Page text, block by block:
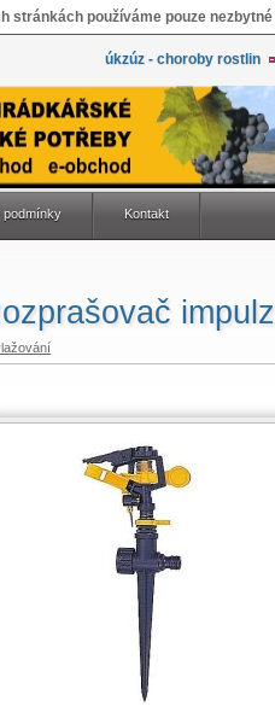
stránkách používáme pouze
úkzúz - choroby rostlin
podmínky Kontakt